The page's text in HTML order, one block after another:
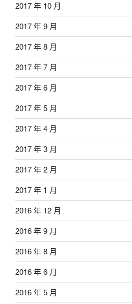
2017 年 10 月
2017 年 9 月
2017 年 8 月
2017 年 7 月
2017 年 6 月
2017 年 5 月
2017 年 4 月
2017 年 3 月
2017 年 2 月
2017 年 1 月
2016 年 12 月
2016 年 9 月
2016 年 8 月
2016 年 6 月
2016 年 5 月